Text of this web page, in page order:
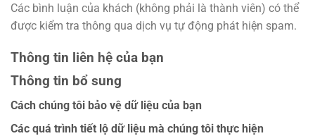
Các bình luận của khách (không phải là thành viên) có thể
được kiểm tra thông qua dịch vụ tự động phát hiện spam.
Thông tin liên hệ của bạn
Thông tin bổ sung
Cách chúng tôi bảo vệ dữ liệu của bạn
Các quá trình tiết lộ dữ liệu mà chúng tôi thực hiện